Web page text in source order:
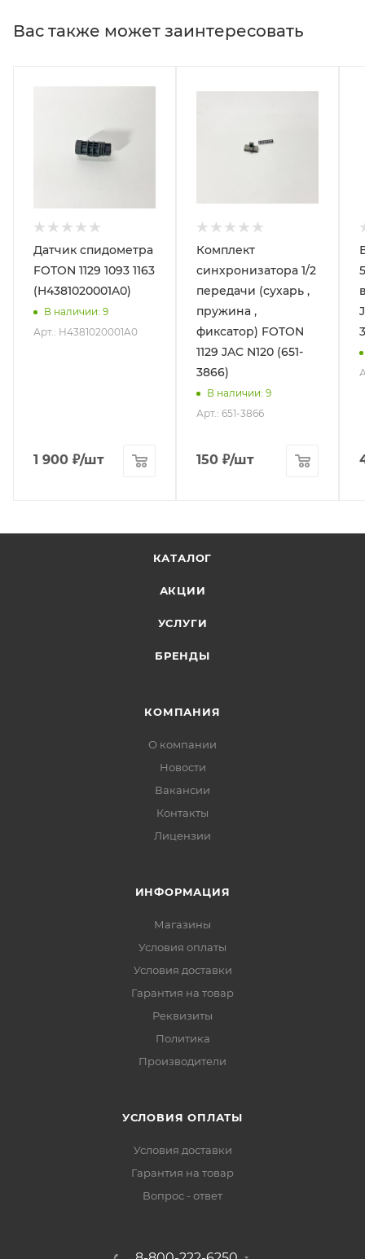
Вас также может заинтересовать
Датчик спидометра
FOTON 1129 1093 1163
(H4381020001A0)
В наличии: 9
Арт.: H4381020001A0
1 900 ₽/шт
Комплект
синхронизатора 1/2
передачи (сухарь ,
пружина ,
фиксатор) FOTON
1129 JAC N120 (651-
3866)
В наличии: 9
Арт.: 651-3866
150 ₽/шт
КАТАЛОГ
АКЦИИ
УСЛУГИ
БРЕНДЫ
КОМПАНИЯ
О компании
Новости
Вакансии
Контакты
Лицензии
ИНФОРМАЦИЯ
Магазины
Условия оплаты
Условия доставки
Гарантия на товар
Реквизиты
Политика
Производители
УСЛОВИЯ ОПЛАТЫ
Условия доставки
Гарантия на товар
Вопрос - ответ